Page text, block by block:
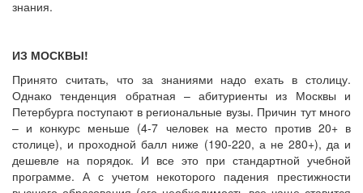
знания.
ИЗ МОСКВЫ!
Принято считать, что за знаниями надо ехать в столицу.
Однако тенденция обратная – абитуриенты из Москвы и
Петербурга поступают в региональные вузы. Причин тут много
– и конкурс меньше (4-7 человек на место против 20+ в
столице), и проходной балл ниже (190-220, а не 280+), да и
дешевле на порядок. И все это при стандартной учебной
программе. А с учетом некоторого падения престижности